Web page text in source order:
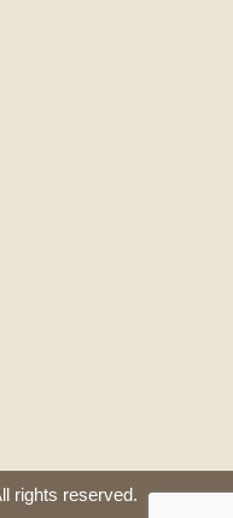
rights reserved.